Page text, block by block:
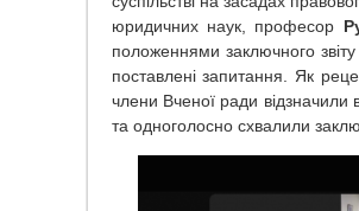
юридичних наук, професор
положеннями заключного
поставлені запитання. Як
члени Вченої ради відзначили
та одноголосно схвалили